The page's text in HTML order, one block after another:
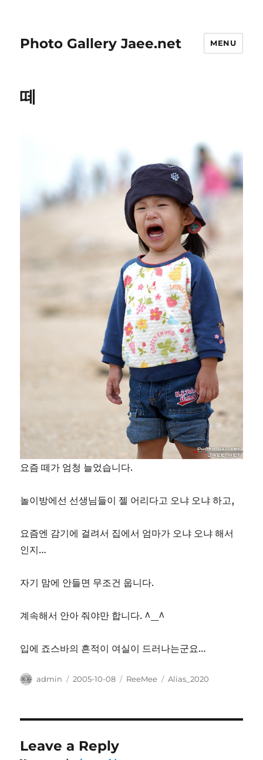
Photo Gallery Jaee.net MENU
떼
요즘 떼가 엄청 늘었습니다.
놀이방에선 선생님들이 젤 어리다고 오냐 오냐 하고,
요즘엔 감기에 걸려서 집에서 엄마가 오냐 오냐 해서
인지…
자기 맘에 안들면 무조건 웁니다.
계속해서 안아 줘야만 합니다. ^_^
입에 죠스바의 흔적이 여실이 드러나는군요…
Author
admin
Posted
2005-10-08 Categories
ReeMee Tags
Alias_2020
Leave a Reply